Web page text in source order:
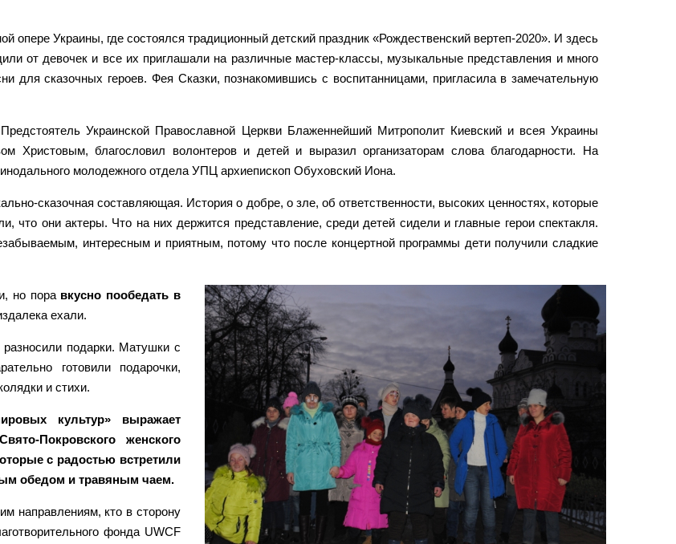
опере Украины, где состоялся традиционный детский праздник «Рождественский вертеп-2020». И здесь
от девочек и все их приглашали на различные мастер-классы, музыкальные представления и много
для сказочных героев. Фея Сказки, познакомившись с воспитанницами, пригласила в замечательную
Украинской Православной Церкви Блаженнейший Митрополит Киевский и всея Украины
Христовым, благословил волонтеров и детей и выразил организаторам слова благодарности. На
молодежного отдела УПЦ архиепископ Обуховский Иона.
сказочная составляющая. История о добре, о зле, об ответственности, высоких ценностях, которые
что они актеры. Что на них держится представление, среди детей сидели и главные герои спектакля.
интересным и приятным, потому что после концертной программы дети получили сладкие
но пора вкусно пообедать в
ехали.
подарки. Матушки с
готовили подарочки,
и стихи.
культур» выражает
Покровского женского
с радостью встретили
обедом и травяным чаем.
направлениям, кто в сторону
фонда UWCF